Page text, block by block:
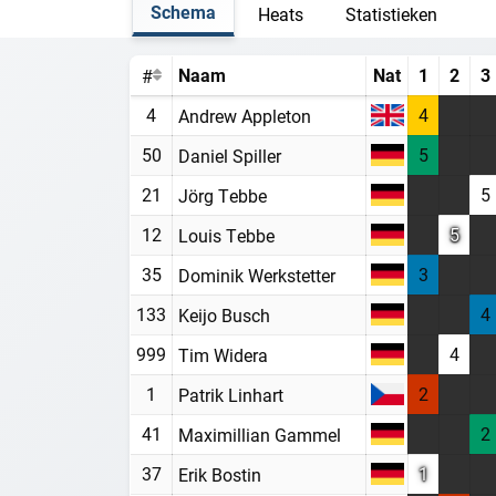
Schema Heats Statistieken
# Naam Nat 1 2 3
4
Andrew Appleton 4
50
Daniel Spiller 5
21
Jörg Tebbe 5
12
Louis Tebbe 5
35
Dominik Werkstetter 3
133
Keijo Busch 4
999 Tim Widera 4
1
Patrik Linhart 2
41
Maximillian Gammel 2
37
Erik Bostin 1